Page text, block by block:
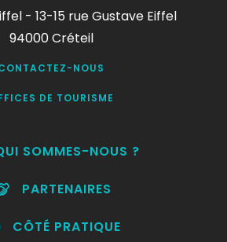
- 13-15 rue Gustave Eiffel
94000 Créteil
NOUS
DE TOURISME
SOMMES-NOUS ?
PARTENAIRES
CÔTÉ PRATIQUE